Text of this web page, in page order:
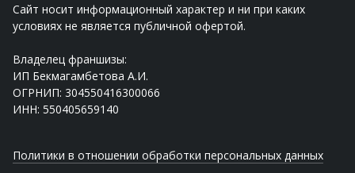
Сайт носит информационный характер и ни при каких
условиях не является публичной офертой.
Владелец франшизы:
ИП Бекмагамбетова А.И.
ОГРНИП: 304550416300066
ИНН: 550405659140
Политики в отношении обработки персональных данных